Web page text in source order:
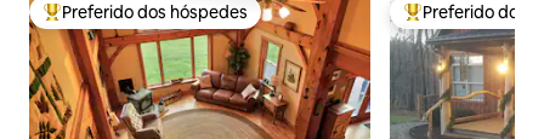
Entre os melhores preferidos dos hóspedes
Preferido dos hóspedes Entre os
Preferido dos